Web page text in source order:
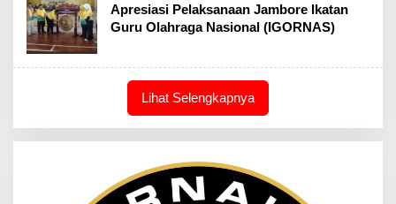
Apresiasi Pelaksanaan Jambore Ikatan
Guru Olahraga Nasional (IGORNAS)
Lihat Selengkapnya